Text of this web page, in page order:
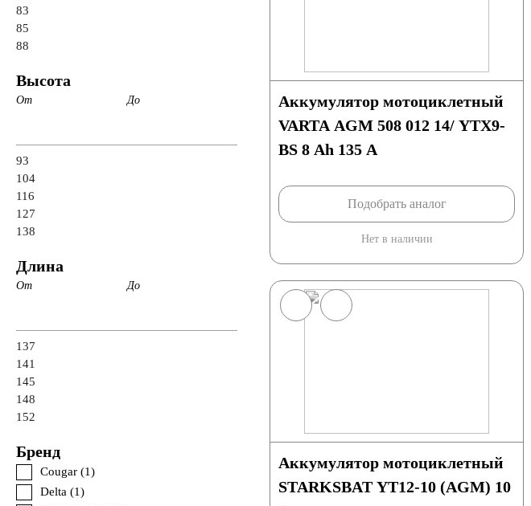
83
85
88
Высота
От До
93
104
116
127
138
Длина
От До
137
141
145
148
152
Бренд
Cougar (1)
Delta (1)
Аккумулятор мотоциклетный
VARTA AGM 508 012 14/ YTX9-
BS 8 Ah 135 A
Подобрать аналог
Нет в наличии
Аккумулятор мотоциклетный
STARKSBAT YT12-10 (AGM) 10